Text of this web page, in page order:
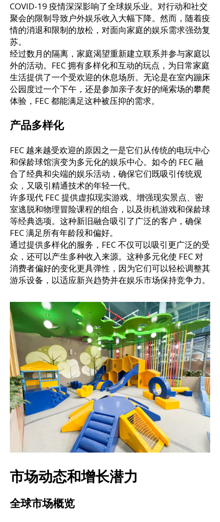
COVID-19 疫情深深影响了全球娱乐业。对行动和社交
聚会的限制导致户外娱乐收入大幅下降。然而，随着疫
情的消退和限制的放松，对面向家庭的娱乐需求强劲复
苏。
经过数月的隔离，家庭渴望重新建立联系并参与家庭以
外的活动。FEC 拥有多样化和互动的玩点，为日常家庭
生活提供了一个受欢迎的休息场所。无论是在室内蹦床
公园度过一个下午，还是参加亲子友好的绳索场的攀爬
体验，FEC 都能满足这种被压抑的需求。
产品多样化
FEC 越来越受欢迎的原因之一是它们从传统的电玩中心
和保龄球馆演变为多元化的娱乐中心。如今的 FEC 融
合了经典和尖端的娱乐活动，确保它们既吸引传统观
众，又吸引精通技术的年轻一代。
许多现代 FEC 提供虚拟现实游戏、增强现实景点、密
室逃脱和物理冒险课程的组合，以及街机游戏和保龄球
等经典选项。这种新旧融合吸引了广泛的客户，确保
FEC 满足所有年龄段和偏好。
通过提供多样化的服务，FEC 不仅可以吸引更广泛的受
众，还可以产生多种收入来源。这种多元化使 FEC 对
消费者偏好的变化更具弹性，因为它们可以轻松调整其
游乐设备，以适应新兴趋势并在娱乐市场保持竞争力。
市场动态和增长潜力
全球市场概览